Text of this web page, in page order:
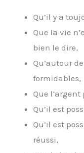
Qu’il y a
Que la vie
bien le dire,
Qu’autour
formidables,
Que
Qu’il est
Qu’il est
réussi,